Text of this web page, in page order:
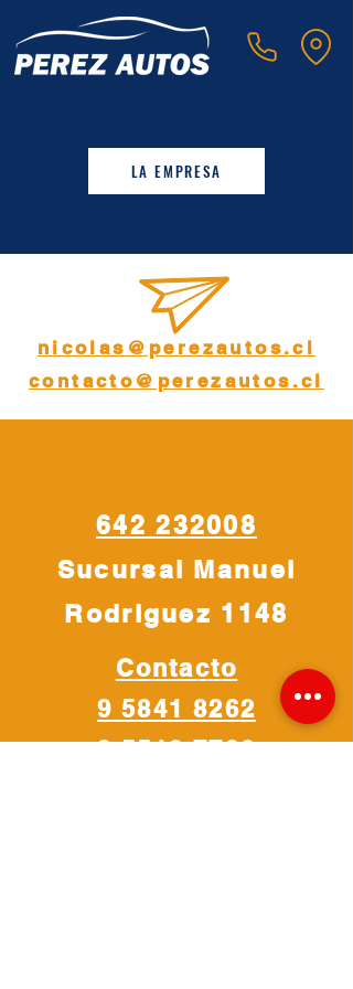
LA EMPRESA
nicolas@perezautos.cl
contacto@perezautos.cl
642 232008
Sucursal Manuel
Rodriguez 1148
Contacto
9 5841 8262
9 5519 7730